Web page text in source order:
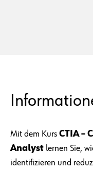
Mit dem Kurs CTIA –
Analyst lernen Sie,
identifizieren und